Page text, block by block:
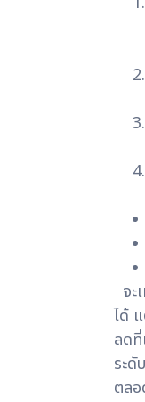
จะ
ได้
ลด
ระดั
ตลอ